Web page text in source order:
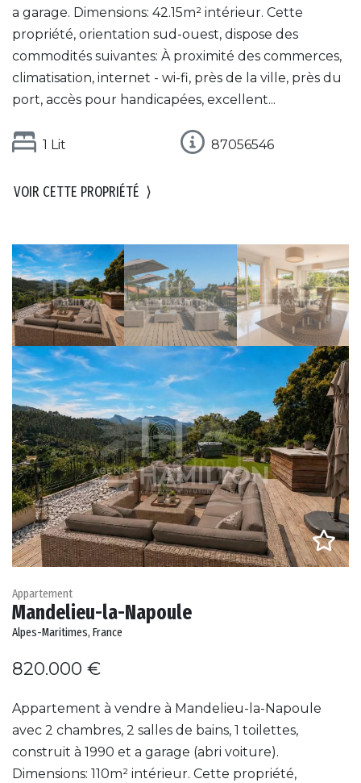
a garage. Dimensions: 42.15m² intérieur. Cette
propriété, orientation sud-ouest, dispose des
commodités suivantes: À proximité des commerces,
climatisation, internet - wi-fi, près de la ville, près du
port, accès pour handicapées, excellent...
1 Lit 87056546
VOIR CETTE PROPRIÉTÉ ⟩
Appartement
Mandelieu-la-Napoule
Alpes-Maritimes, France
820.000 €
Appartement à vendre à Mandelieu-la-Napoule
avec 2 chambres, 2 salles de bains, 1 toilettes,
construit à 1990 et a garage (abri voiture).
Dimensions: 110m² intérieur. Cette propriété,